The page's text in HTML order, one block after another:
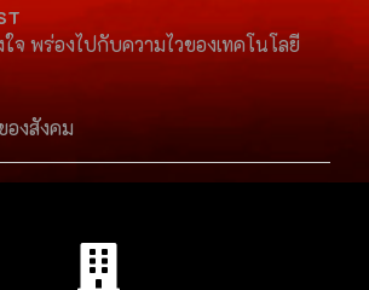
จ พร่องไปกับความไวของเทคโนโลยี
องสังคม